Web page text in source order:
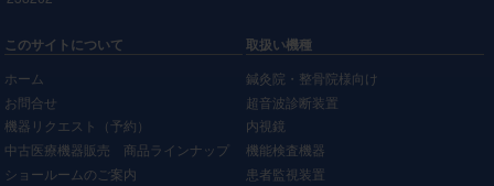
このサイトについて
ホーム
お問合せ
機器リクエスト（予約）
中古医療機器販売 商品ラインナップ
ショールームのご案内
取扱い機種
鍼灸院・整骨院様向け
超音波診断装置
内視鏡
機能検査機器
患者監視装置